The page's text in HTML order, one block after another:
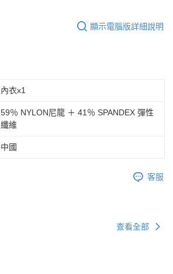
顯示電腦版詳細說明
內衣x1
59％ NYLON尼龍 ＋ 41％ SPANDEX 彈性
纖維
中國
客服
查看全部